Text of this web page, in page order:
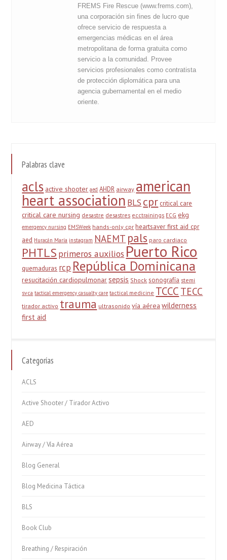
FREMS Fire Rescue (www.frems.com),
una corporación sin fines de lucro que
ofrece servicio de respuesta a
emergencias médicas en el área
metropolitana de forma gratuita como
servicio a la comunidad. Provee
servicios profesionales como contratista
de protección diplomática para una
agencia gubernamental en el medio
oriente.
Palabras clave
acls active shooter aed AHDR airway american
heart association BLS cpr critical care
critical care nursing desastre desastres ecctrainings ECG ekg
emergency nursing EMSWeek hands-only cpr heartsaver first aid cpr
aed Huracán María instagram NAEMT pals paro cardiaco
PHTLS primeros auxilios Puerto Rico
quemaduras rcp República Dominicana
resucitación cardiopulmonarsepsis Shock sonografía stemi
svca tactical emergency casualty care tactical medicine TCCC TECC
tirador activo trauma ultrasonido vía aérea wilderness
first aid
Categorías
ACLS
Active Shooter / Tirador Activo
AED
Airway / Vía Aérea
Blog General
Blog Medicina Táctica
BLS
Book Club
Breathing / Respiración